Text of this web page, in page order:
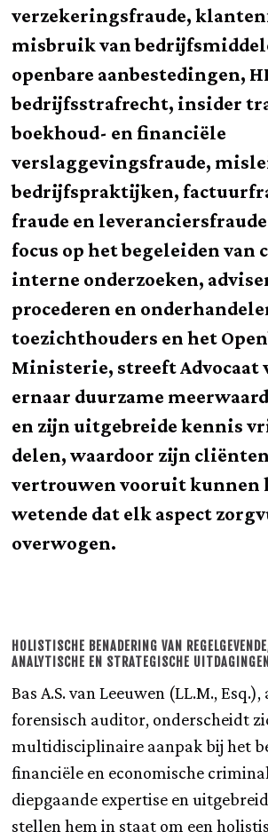
verzekeringsfraude,
misbruik van
openbare aanbestedingen,
bedrijfsstrafrecht, insider
boekhoud- en financiële
verslaggevingsfraude,
bedrijfspraktijken,
fraude en
focus op het begeleiden van
interne onderzoeken,
procederen en
toezichthouders en het
Ministerie, streeft Advocaat
ernaar duurzame
en zijn uitgebreide kennis
delen, waardoor zijn
vertrouwen vooruit kunnen
wetende dat elk aspect
overwogen.
HOLISTISCHE BENADERING VAN
ANALYTISCHE EN STRATEGISCHE UITDAGINGEN
Bas A.S. van Leeuwen (LL.M.,
forensisch auditor, onderscheidt
multidisciplinaire aanpak bij het
financiële en economische
diepgaande expertise en
stellen hem in staat om een